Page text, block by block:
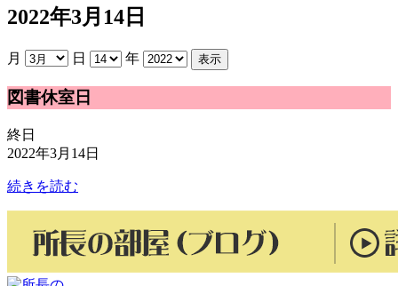
2022年3月14日
月 日 年
図
書
休
室
図書休室日
終日
2022年3月14日
続きを読む